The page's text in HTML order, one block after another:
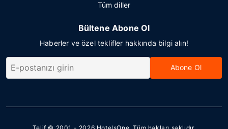
Tüm diller
Bültene Abone Ol
Haberler ve özel teklifler hakkında bilgi alın!
Abone Ol